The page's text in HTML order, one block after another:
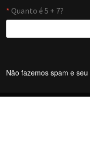
Não fazemos spam e